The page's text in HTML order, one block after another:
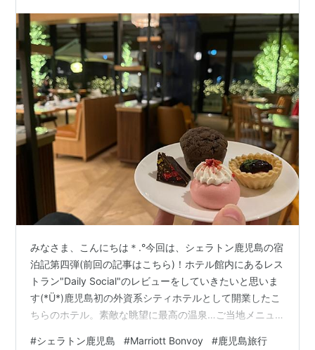
みなさま、こんにちは＊.°今回は、シェラトン鹿児島の宿
泊記第四弾(前回の記事はこちら)！ホテル館内にあるレス
トラン"Daily Social"のレビューをしていきたいと思いま
す(*Ü*)鹿児島初の外資系シティホテルとして開業したこ
ちらのホテル。素敵な眺望に最高の温泉…ご当地メニュ
#シェラトン鹿児島 #Marriott Bonvoy #鹿児島旅行